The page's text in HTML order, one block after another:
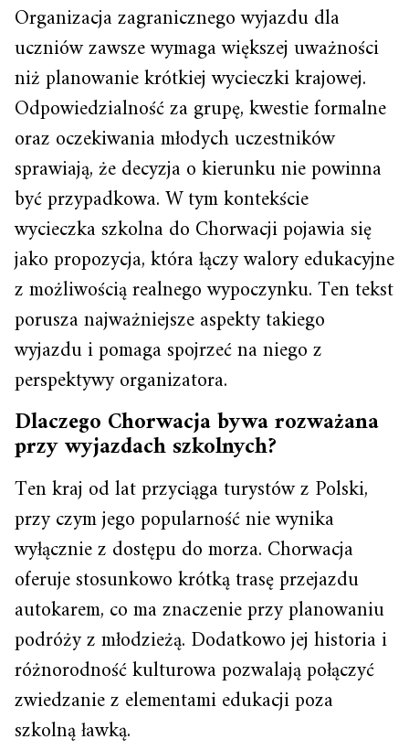
Organizacja zagranicznego wyjazdu dla
uczniów zawsze wymaga większej uważności
niż planowanie krótkiej wycieczki krajowej.
Odpowiedzialność za grupę, kwestie formalne
oraz oczekiwania młodych uczestników
sprawiają, że decyzja o kierunku nie powinna
być przypadkowa. W tym kontekście
wycieczka szkolna do Chorwacji pojawia się
jako propozycja, która łączy walory edukacyjne
z możliwością realnego wypoczynku. Ten tekst
porusza najważniejsze aspekty takiego
wyjazdu i pomaga spojrzeć na niego z
perspektywy organizatora.
Dlaczego Chorwacja bywa rozważana
przy wyjazdach szkolnych?
Ten kraj od lat przyciąga turystów z Polski,
przy czym jego popularność nie wynika
wyłącznie z dostępu do morza. Chorwacja
oferuje stosunkowo krótką trasę przejazdu
autokarem, co ma znaczenie przy planowaniu
podróży z młodzieżą. Dodatkowo jej historia i
różnorodność kulturowa pozwalają połączyć
zwiedzanie z elementami edukacji poza
szkolną ławką.